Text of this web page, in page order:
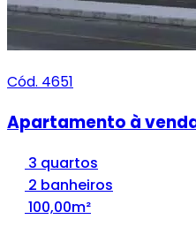
Cód. 4651
Apartamento à
3 quartos
2 banheiros
100,00m²